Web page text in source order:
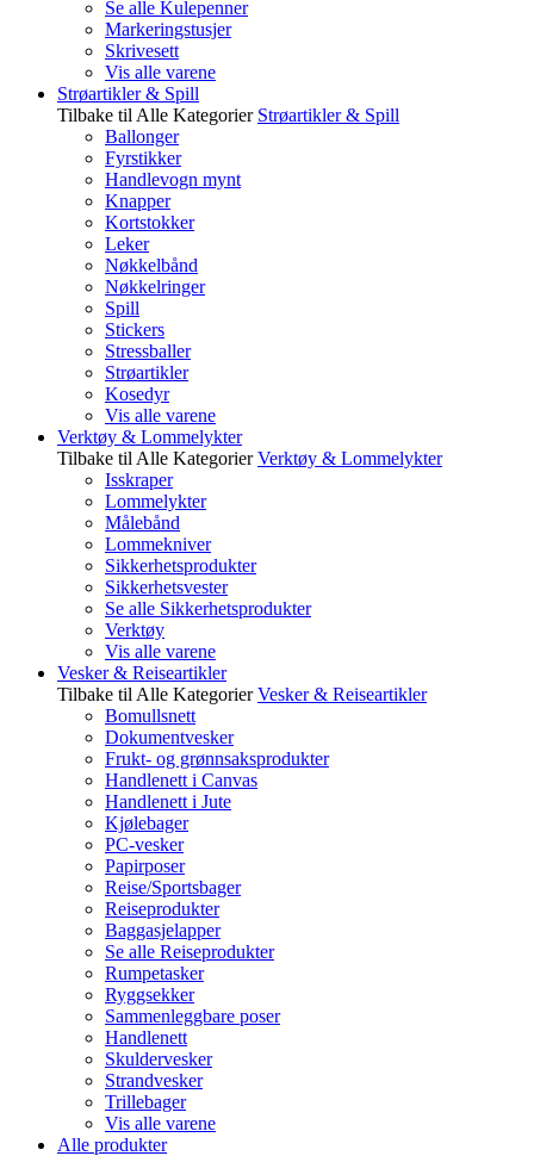
Se alle Kulepenner
Markeringstusjer
Skrivesett
Vis alle varene
Strøartikler & Spill
Tilbake til Alle Kategorier Strøartikler & Spill
Ballonger
Fyrstikker
Handlevogn mynt
Knapper
Kortstokker
Leker
Nøkkelbånd
Nøkkelringer
Spill
Stickers
Stressballer
Strøartikler
Kosedyr
Vis alle varene
Verktøy & Lommelykter
Tilbake til Alle Kategorier Verktøy & Lommelykter
Isskraper
Lommelykter
Målebånd
Lommekniver
Sikkerhetsprodukter
Sikkerhetsvester
Se alle Sikkerhetsprodukter
Verktøy
Vis alle varene
Vesker & Reiseartikler
Tilbake til Alle Kategorier Vesker & Reiseartikler
Bomullsnett
Dokumentvesker
Frukt- og grønnsaksprodukter
Handlenett i Canvas
Handlenett i Jute
Kjølebager
PC-vesker
Papirposer
Reise/Sportsbager
Reiseprodukter
Baggasjelapper
Se alle Reiseprodukter
Rumpetasker
Ryggsekker
Sammenleggbare poser
Handlenett
Skuldervesker
Strandvesker
Trillebager
Vis alle varene
Alle produkter